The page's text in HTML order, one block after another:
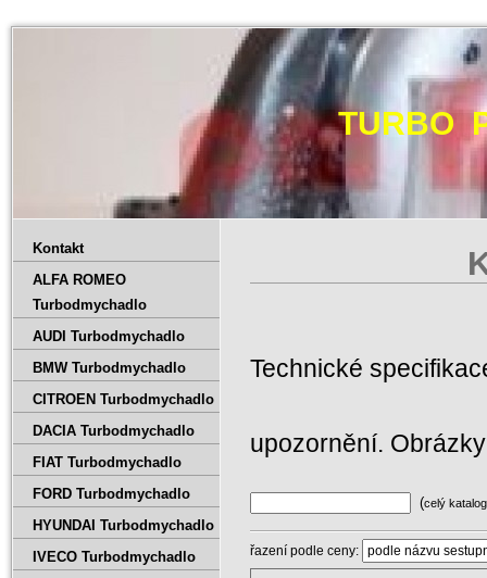
TURBO
Technické
upozornění.
(celý katalog
řazení podle ceny:
Kontakt
ALFA ROMEO
Turbodmychadlo
AUDI Turbodmychadlo
BMW Turbodmychadlo
CITROEN Turbodmychadlo
DACIA Turbodmychadlo
FIAT Turbodmychadlo
FORD Turbodmychadlo
HYUNDAI Turbodmychadlo
IVECO Turbodmychadlo